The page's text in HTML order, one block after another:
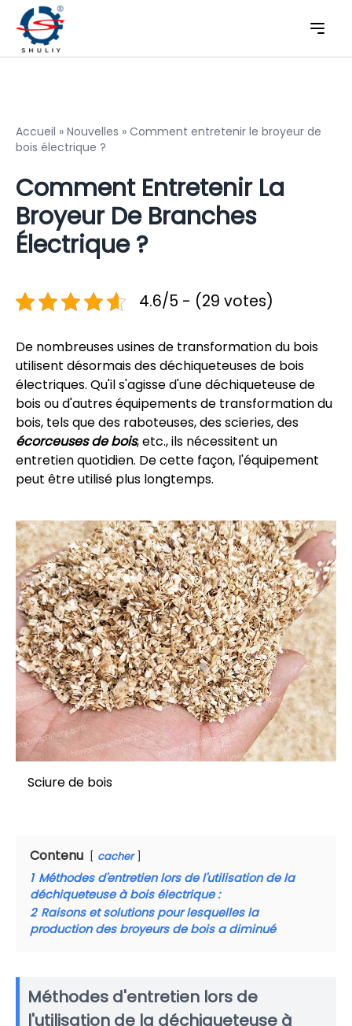
Accueil » Nouvelles » Comment entretenir le broyeur de
bois électrique ?
Comment Entretenir La
Broyeur De Branches
Électrique ?
4.6/5 - (29 votes)
De nombreuses usines de transformation du bois
utilisent désormais des déchiqueteuses de bois
électriques. Qu'il s'agisse d'une déchiqueteuse de
bois ou d'autres équipements de transformation du
bois, tels que des raboteuses, des scieries, des
écorceuses de bois, etc., ils nécessitent un
entretien quotidien. De cette façon, l'équipement
peut être utilisé plus longtemps.
Sciure de bois
Contenu cacher
1 Méthodes d'entretien lors de l'utilisation de la
déchiqueteuse à bois électrique :
2 Raisons et solutions pour lesquelles la
production des broyeurs de bois a diminué
Méthodes d'entretien lors de
l'utilisation de la déchiqueteuse à